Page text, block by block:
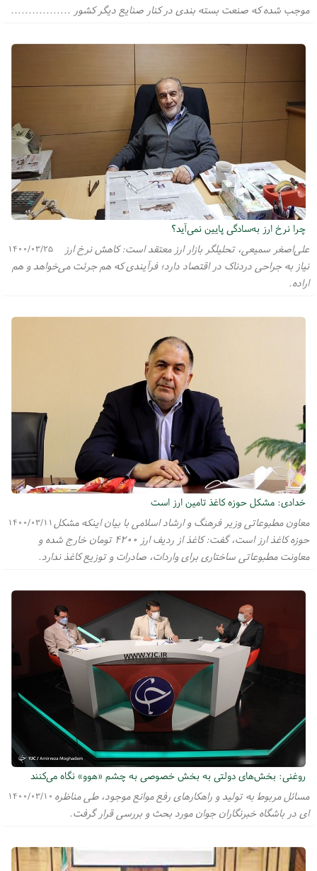
موجب شده که صنعت بسته بندی در کنار صنایع دیگر کشور .................
چرا نرخ ارز به‌سادگی پایین نمی‌آید؟
۱۴۰۰/۰۳/۲۵
علی‌اصغر سمیعی، تحلیلگر بازار ارز معتقد است: کاهش نرخ ارز
نیاز به جراحی دردناک در اقتصاد دارد؛ فرآیندی که هم جرئت می‌خواهد و هم
اراده.
خدادی: مشکل حوزه کاغذ تامین ارز است
۱۴۰۰/۰۳/۱۱معاون مطبوعاتی وزیر فرهنگ و ارشاد اسلامی با بیان اینکه مشکل
حوزه کاغذ ارز است، گفت: کاغذ از ردیف ارز ۴۲۰۰ تومان خارج شده و
معاونت مطبوعاتی ساختاری برای واردات، صادرات و توزیع کاغذ ندارد.
روغنی: بخش‌های دولتی به بخش خصوصی به چشم «هوو» نگاه می‌کنند
۱۴۰۰/۰۳/۱۰ مسائل مربوط به تولید و راهکارهای رفع موانع موجود، طی مناظره
ای در باشگاه خبرنگاران جوان مورد بحث و بررسی قرار گرفت.